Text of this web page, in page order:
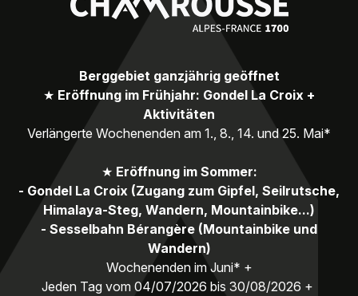
Berggebiet ganzjährig geöffnet
★ Eröffnung im Frühjahr: Gondel La Croix +
Aktivitäten
Verlängerte Wochenenden am 1., 8., 14. und 25. Mai*
★ Eröffnung im Sommer:
- Gondel La Croix (Zugang zum Gipfel, Seilrutsche,
Himalaya-Steg, Wandern, Mountainbike...)
- Sesselbahn Bérangère (Mountainbike und
Wandern)
Wochenenden im Juni* +
Jeden Tag vom 04/07/2026 bis 30/08/2026 +